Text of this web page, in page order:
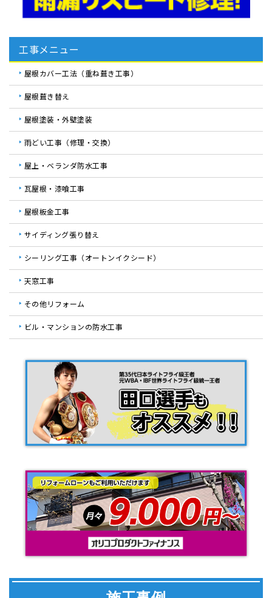
工事メニュー
屋根カバー工法（重ね葺き工事）
屋根葺き替え
屋根塗装・外壁塗装
雨どい工事（修理・交換）
屋上・ベランダ防水工事
瓦屋根・漆喰工事
屋根板金工事
サイディング張り替え
シーリング工事（オートンイクシード）
天窓工事
その他リフォーム
ビル・マンションの防水工事